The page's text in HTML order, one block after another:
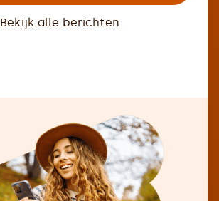
Bekijk alle berichten